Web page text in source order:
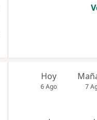
Hoy
6 Ago 7